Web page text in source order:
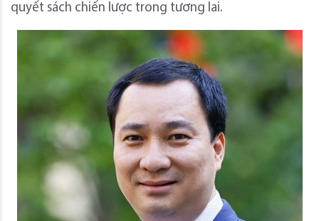
quyết sách chiến lược trong tương lai.